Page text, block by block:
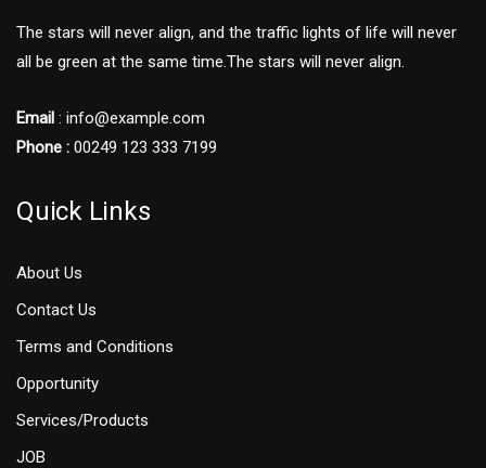
The stars will never align, and the traffic lights of life will never
all be green at the same time.The stars will never align.
Email : info@example.com
Phone : 00249 123 333 7199
Quick Links
About Us
Contact Us
Terms and Conditions
Opportunity
Services/Products
JOB